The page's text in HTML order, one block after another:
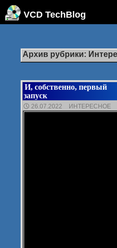
VCD TechBlog
Поиск
ПЕРЕЙТИ
Архив рубрики:
И, собственно, первый
запуск
26.07.2022 ИНТЕРЕСНОЕ